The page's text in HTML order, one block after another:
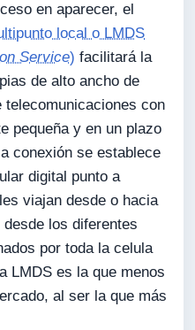
en aparecer, el
local o LMDS
Service) facilitará la
de alto ancho de
telecomunicaciones con
pequeña y en un plazo
conexión se establece
digital punto a
viajan desde o hacia
los diferentes
por toda la celula
LMDS es la que menos
al ser la que más